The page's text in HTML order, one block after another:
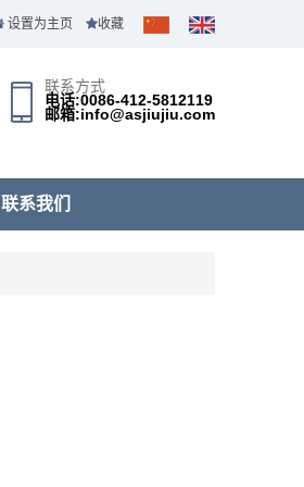
设置为主页 收藏
联系方式
电话:0086-412-5812119
邮箱:info@asjiujiu.com
联系我们